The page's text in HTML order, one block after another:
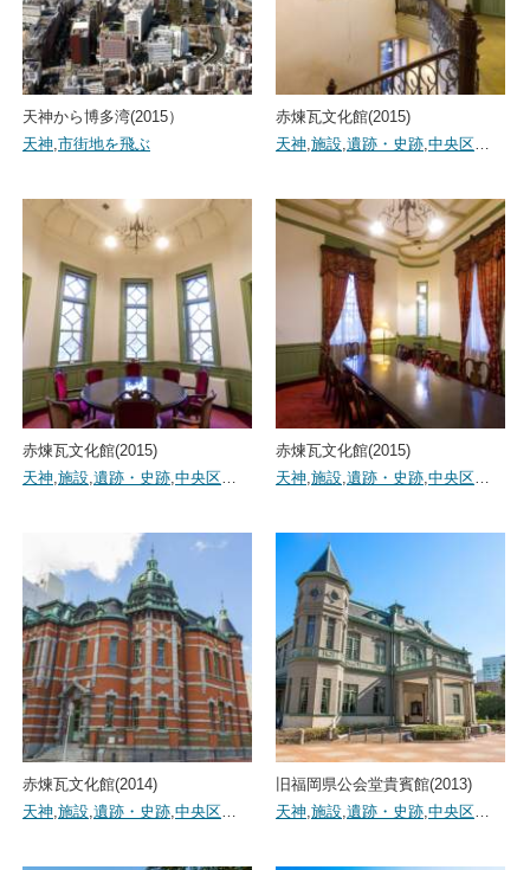
天神から博多湾(2015）
天神,市街地を飛ぶ
赤煉瓦文化館(2015)
天神,施設,遺跡・史跡,中央区…
赤煉瓦文化館(2015)
天神,施設,遺跡・史跡,中央区…
赤煉瓦文化館(2015)
天神,施設,遺跡・史跡,中央区…
赤煉瓦文化館(2014)
天神,施設,遺跡・史跡,中央区…
旧福岡県公会堂貴賓館(2013)
天神,施設,遺跡・史跡,中央区…